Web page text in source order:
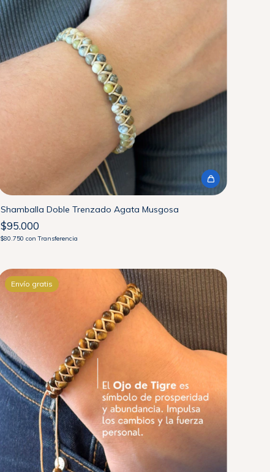
Shamballa Doble Trenzado Agata Musgosa
$95.000
$80.750con Transferencia
Envío gratis